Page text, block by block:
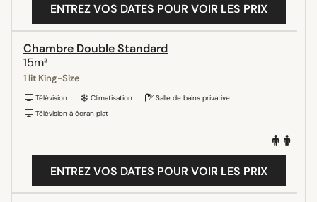
ENTREZ VOS DATES POUR VOIR LES PRIX
Chambre Double Standard
15m²
1 lit King-Size
Télévision Climatisation
Salle de bains privative
Télévision à écran plat
ENTREZ VOS DATES POUR VOIR LES PRIX